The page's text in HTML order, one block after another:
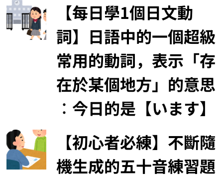
【每日學1個日文動
詞】日語中的一個超級
常用的動詞，表示「存
在於某個地方」的意思
︰今日的是【います】
【初心者必練】不斷隨
機生成的五十音練習題